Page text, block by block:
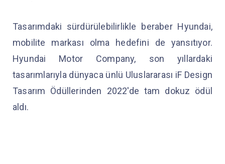
Tasarımdaki sürdürülebilirlikle beraber Hyundai,
mobilite markası olma hedefini de yansıtıyor.
Hyundai Motor Company, son yıllardaki
tasarımlarıyla dünyaca ünlü Uluslararası iF Design
Tasarım Ödüllerinden 2022'de tam dokuz ödül
aldı.